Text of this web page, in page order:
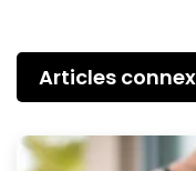
Articles